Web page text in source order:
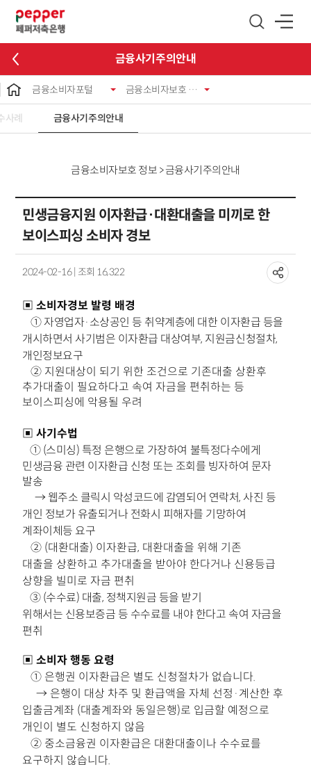
금융사기주의안내
금융소비자포털 금융소비자보호 정보
사례 금융사기주의안내
금융소비자보호 정보 > 금융사기주의안내
민생금융지원 이자환급·대환대출을 미끼로 한
보이스피싱 소비자 경보
2024-02-16 | 조회 16,322
▣ 소비자경보 발령 배경
① 자영업자·소상공인 등 취약계층에 대한 이자환급 등을
개시하면서 사기범은 이자환급 대상여부, 지원금신청절차,
개인정보요구
② 지원대상이 되기 위한 조건으로 기존대출 상환후
추가대출이 필요하다고 속여 자금을 편취하는 등
보이스피싱에 악용될 우려
▣ 사기수법
① (스미싱) 특정 은행으로 가장하여 불특정다수에게
민생금융 관련 이자환급 신청 또는 조회를 빙자하여 문자
발송
→ 웹주소 클릭시 악성코드에 감염되어 연락처, 사진 등
개인 정보가 유출되거나 전화시 피해자를 기망하여
계좌이체등 요구
② (대환대출) 이자환급, 대환대출을 위해 기존
대출을 상환하고 추가대출을 받아야 한다거나 신용등급
상향을 빌미로 자금 편취
③ (수수료) 대출, 정책지원금 등을 받기
위해서는 신용보증금 등 수수료를 내야 한다고 속여 자금을
편취
▣ 소비자 행동 요령
① 은행권 이자환급은 별도 신청절차가 없습니다.
→ 은행이 대상 차주 및 환급액을 자체 선정·계산한 후
입출금계좌 (대출계좌와 동일은행)로 입금할 예정으로
개인이 별도 신청하지 않음
② 중소금융권 이자환급은 대환대출이나 수수료를
요구하지 않습니다.